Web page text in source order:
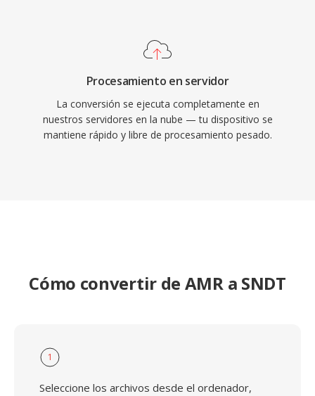
Procesamiento en servidor
La conversión se ejecuta completamente en
nuestros servidores en la nube — tu dispositivo se
mantiene rápido y libre de procesamiento pesado.
Cómo convertir de AMR a SNDT
1
Seleccione los archivos desde el ordenador,